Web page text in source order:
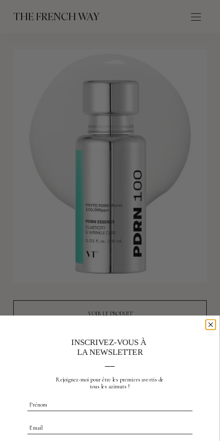
THE FRENCH WAY
VOIR LE PRODUIT
previous product
REJURAN – DUAL EFFECT
AMPOULE
produit suivant
INSCRIVEZ-VOUS À
LA NEWSLETTER
Rejoignez-moi pour être les premiers avertisde
tous les azimuts !
Prénom
Email